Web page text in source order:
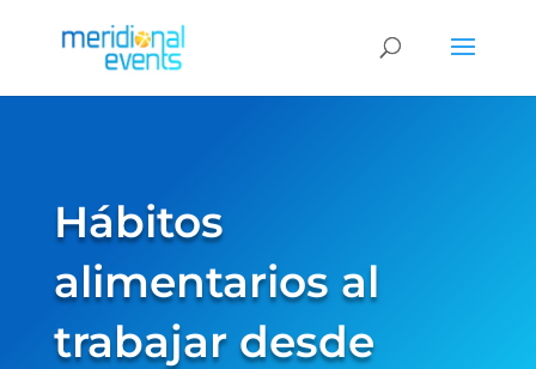
Hábitos
alimentarios al
trabajar desde